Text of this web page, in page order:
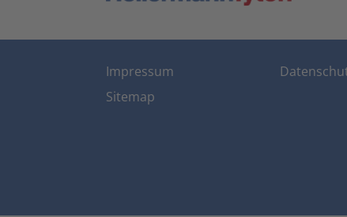
Impressum
Sitemap